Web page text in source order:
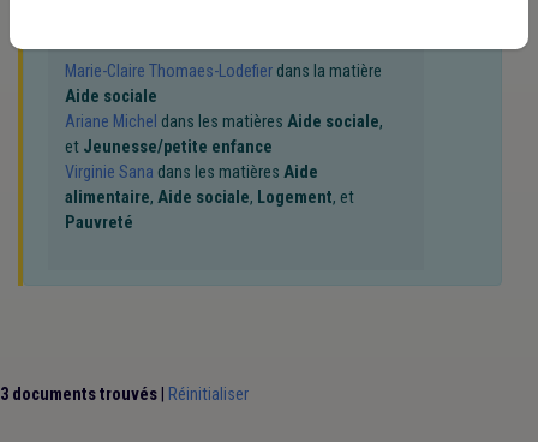
Marie-Claire Thomaes-Lodefier dans la matière
Aide sociale
Ariane Michel dans les matièresAide sociale,
et Jeunesse/petite enfance
Virginie Sana dans les matièresAide
alimentaire,Aide sociale, Logement, et
Pauvreté
3 documents trouvés Réinitialiser